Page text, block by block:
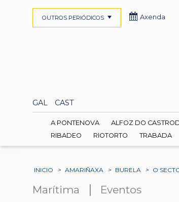
GAL CAST
OUTROS PERIÓDICOS Axenda
A PONTENOVA ALFOZ DO
RIBADEO
RIOTORTO TRABADA
INICIO > AMARIÑAXA > BURELA > O
Marítima | Eventos